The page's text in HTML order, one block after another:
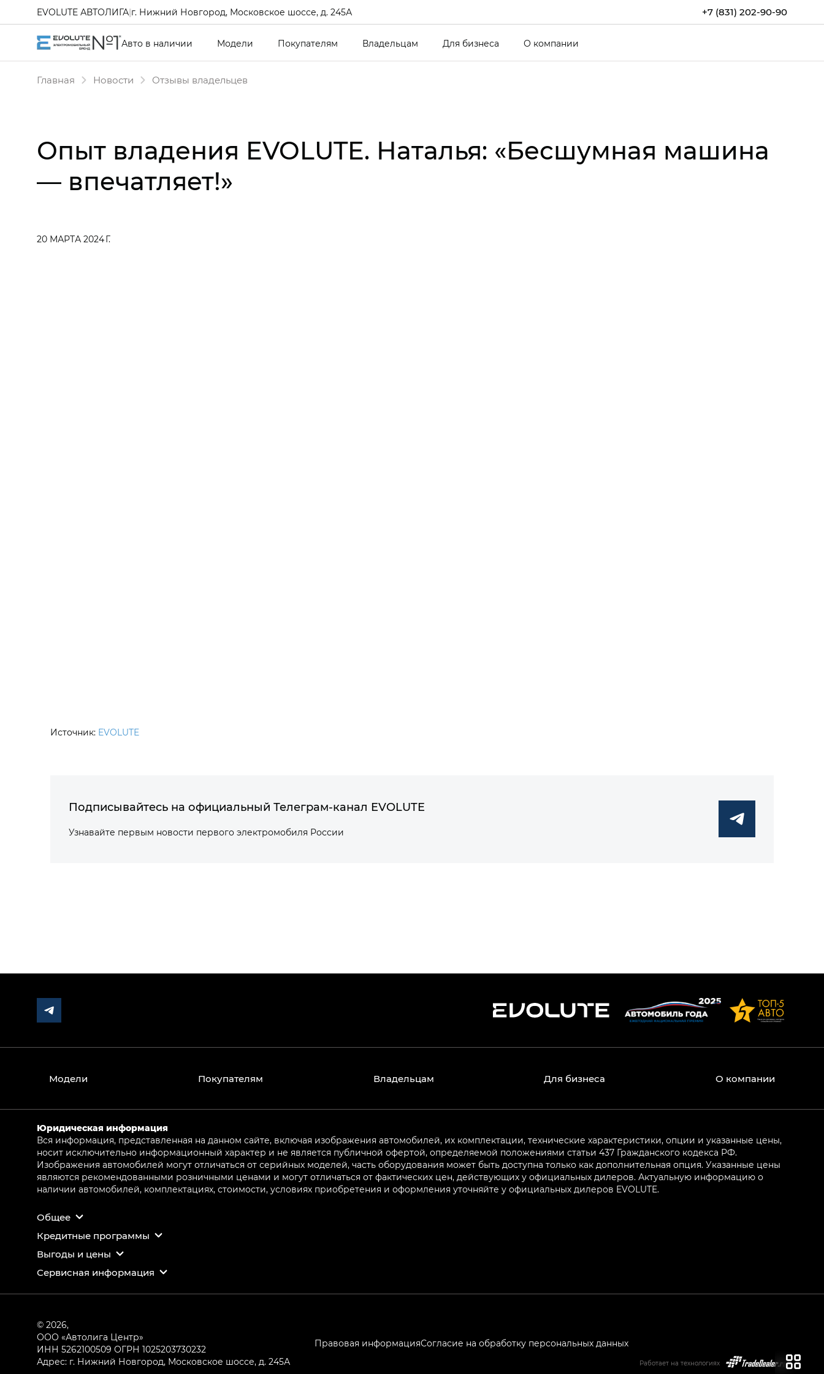
+7 (831) 202-90-90
EVOLUTE АВТОЛИГА|г. Нижний Новгород, Московское шоссе, д. 245А
Авто в наличии Модели Покупателям Владельцам Для бизнеса О компании
Главная Новости Отзывы владельцев
Опыт владения EVOLUTE. Наталья: «Бесшумная машина
— впечатляет!»
20 МАРТА 2024 Г.
Источник: EVOLUTE
Подписывайтесь на официальный Телеграм-канал EVOLUTE
Узнавайте первым новости первого электромобиля России
Модели Покупателям Владельцам Для бизнеса О компании
Юридическая информация
Вся информация, представленная на данном сайте, включая изображения автомобилей, их комплектации, технические характеристики, опции и указанные цены,
носит исключительно информационный характер и не является публичной офертой, определяемой положениями статьи 437 Гражданского кодекса РФ.
Изображения автомобилей могут отличаться от серийных моделей, часть оборудования может быть доступна только как дополнительная опция. Указанные цены
являются рекомендованными розничными ценами и могут отличаться от фактических цен, действующих у официальных дилеров. Актуальную информацию о
наличии автомобилей, комплектациях, стоимости, условиях приобретения и оформления уточняйте у официальных дилеров EVOLUTE.
Общее
Кредитные программы
Выгоды и цены
Сервисная информация
© 2026,
ООО «Автолига Центр»
ИНН 5262100509 ОГРН 1025203730232
Адрес: г. Нижний Новгород, Московское шоссе, д. 245А
Правовая информацияСогласие на обработку персональных данных
Работает на технологиях